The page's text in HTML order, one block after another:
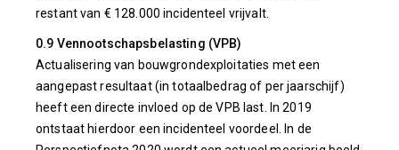
restant van € 128.000 incidenteel vrijvalt.
0.9 Vennootschapsbelasting (VPB)
Actualisering van bouwgrondexploitaties met een
aangepast resultaat (in totaalbedrag of per jaarschijf)
heeft een directe invloed op de VPB last. In 2019
ontstaat hierdoor een incidenteel voordeel. In de